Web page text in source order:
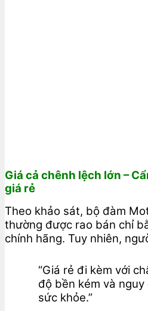
Giá cả chênh lệch lớn –
giá rẻ
Theo khảo sát, bộ đàm
thường được rao bán chỉ
chính hãng. Tuy nhiên,
“Giá rẻ đi kèm với
độ bền kém và
sức khỏe.”